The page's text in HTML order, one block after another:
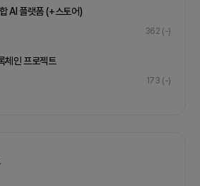
AI 플랫폼 (+스토어)
362 (-)
체인 프로젝트
173 (-)